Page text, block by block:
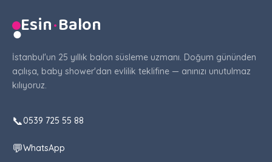
●Esin·Balon
İstanbul'un 25 yıllık balon süsleme uzmanı. Doğum gününden
açılışa, baby shower'dan evlilik teklifine — anınızı unutulmaz
kılıyoruz.
📞0539 725 55 88
💬WhatsApp